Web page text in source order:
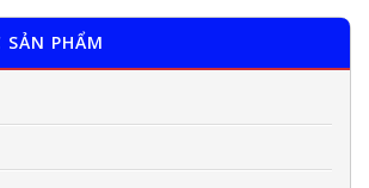
SẢN PHẨM